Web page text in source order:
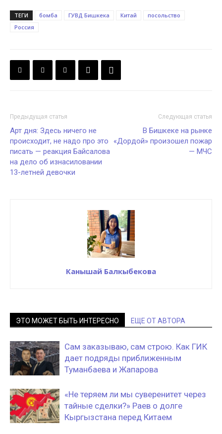
ТЕГИ бомба ГУВД Бишкека Китай
посольство
Россия
Предыдущая статья
Арт дня: Здесь ничего не
происходит, не надо про это
писать — реакция Байсалова
на дело об изнасиловании
13-летней девочки
Следующая статья
В Бишкеке на рынке
«Дордой» произошел пожар
— МЧС
Канышай Балкыбекова
ЭТО МОЖЕТ БЫТЬ ИНТЕРЕСНО ЕЩЕ ОТ АВТОРА
Сам заказываю, сам строю. Как ГИК
дает подряды приближенным
Туманбаева и Жапарова
«Не теряем ли мы суверенитет через
тайные сделки?» Раев о долге
Кыргызстана перед Китаем